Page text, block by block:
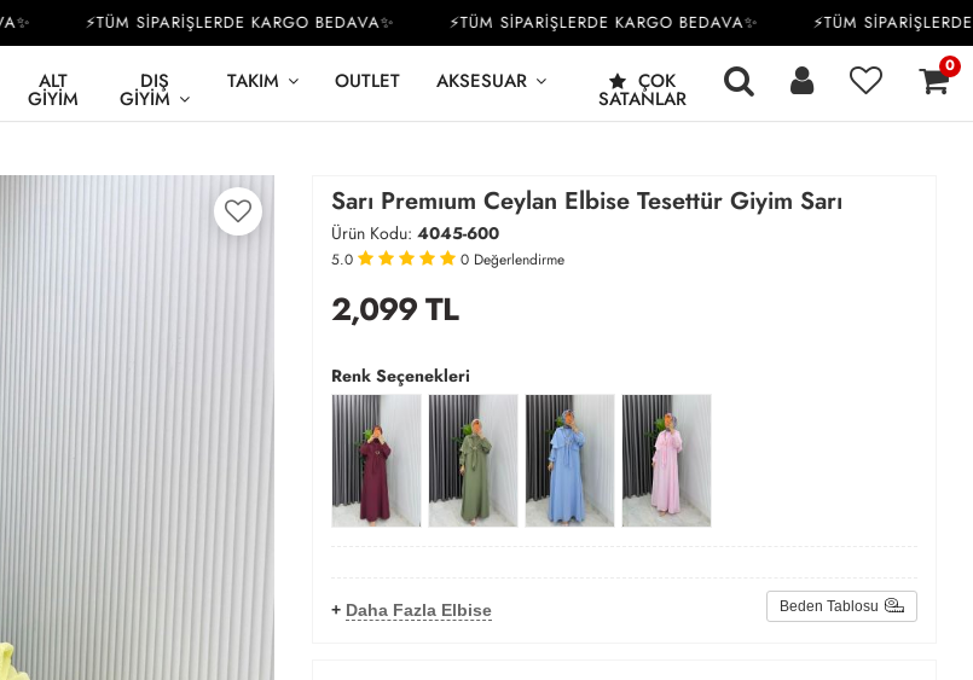
⚡TÜM SİPARİŞLERDE KARGO BEDAVA✨ ⚡TÜM SİPARİŞLERDE KARGO BEDAVA✨ ⚡TÜM SİPARİŞLERDE
ALT
GIYIM
DIŞ
GIYIM
TAKIM OUTLET AKSESUAR ÇOK
SATANLAR
0
Sarı Premıum Ceylan Elbise Tesettür Giyim Sarı
Ürün Kodu: 4045-600
5.0 0 Değerlendirme
2,099TL
Renk Seçenekleri
+ Daha Fazla Elbise Beden Tablosu